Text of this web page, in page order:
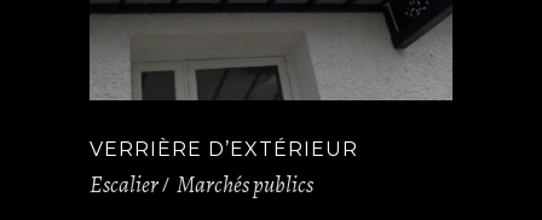
VERRIÈRE D’EXTÉRIEUR
Escalier Marchés publics